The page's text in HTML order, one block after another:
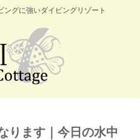
グに強いダイビングリゾート
ります｜今日の水中